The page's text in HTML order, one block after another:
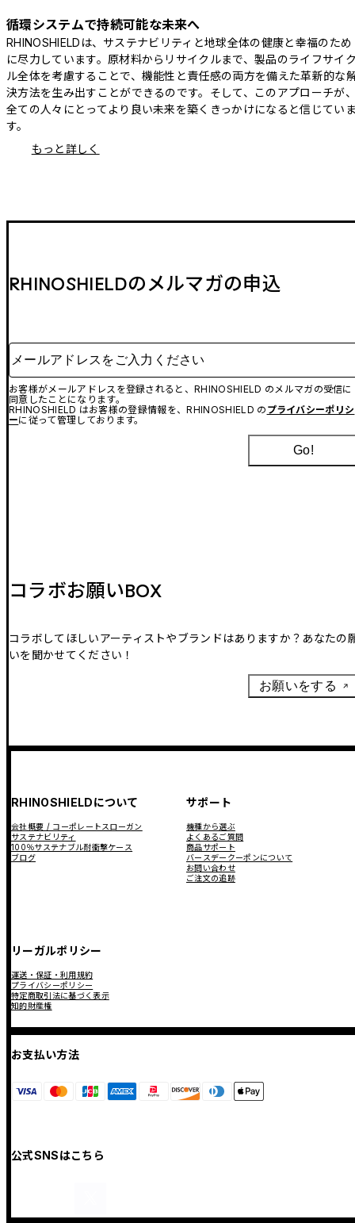
循環システムで持続可能な未来へ
RHINOSHIELDは、サステナビリティと地球全体の健康と幸福のため
に尽力しています。原材料からリサイクルまで、製品のライフサイ
ル全体を考慮することで、機能性と責任感の両方を備えた革新的な
決方法を生み出すことができるのです。そして、このアプローチが
全ての人々にとってより良い未来を築くきっかけになると信じてい
す。
もっと詳しく
RHINOSHIELDのメルマガの申込
メールアドレスをご入力ください
お客様がメールアドレスを登録されると、RHINOSHIELD のメルマガの受信に
同意したことになります。
RHINOSHIELD はお客様の登録情報を、RHINOSHIELD の プライバシーポリシ
ーに従って管理しております。
Go!
コラボお願いBOX
コラボしてほしいアーティストやブランドはありますか？あなたの
いを聞かせてください！
お願いをする
RHINOSHIELDについて
会社概要 / コーポレートスローガン
サステナビリティ
100％サステナブル耐衝撃ケース
ブログ
サポート
機種から選ぶ
よくあるご質問
商品サポート
バースデークーポンについて
お問い合わせ
ご注文の追跡
リーガルポリシー
運送・保証・利用規約
プライバシーポリシー
特定商取引法に基づく表示
知的財産権
お支払い方法
公式SNSはこちら